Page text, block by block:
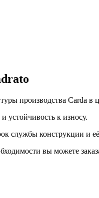
производства Carda в
устойчивость к износу.
службы конструкции и
вы можете